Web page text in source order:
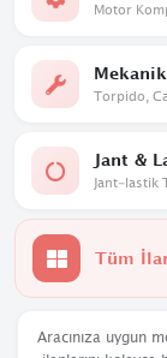
Mekanik
Jant &
Jant-lastik
Tüm
Aracınıza uygun